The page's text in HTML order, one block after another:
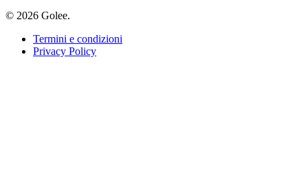
© 2026 Golee.
Termini e condizioni
Privacy Policy